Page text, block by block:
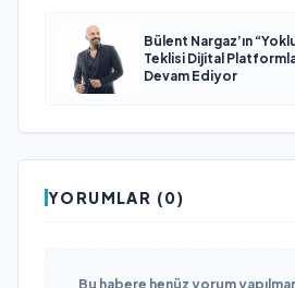
Bülent Nargaz’ın
Teklisi Dijital
Devam Ediyor
YORUMLAR (0)
Bu habere henüz yorum